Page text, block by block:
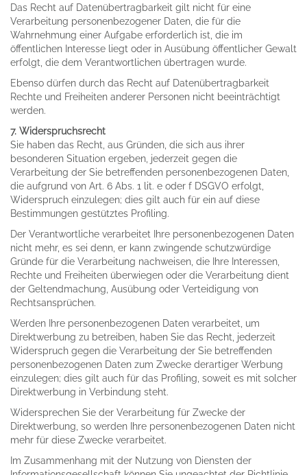
Das Recht auf Datenübertragbarkeit gilt nicht für eine
Verarbeitung personenbezogener Daten, die für die
Wahrnehmung einer Aufgabe erforderlich ist, die im
öffentlichen Interesse liegt oder in Ausübung öffentlicher Gewalt
erfolgt, die dem Verantwortlichen übertragen wurde.
Ebenso dürfen durch das Recht auf Datenübertragbarkeit
Rechte und Freiheiten anderer Personen nicht beeinträchtigt
werden.
7. Widerspruchsrecht
Sie haben das Recht, aus Gründen, die sich aus ihrer
besonderen Situation ergeben, jederzeit gegen die
Verarbeitung der Sie betreffenden personenbezogenen Daten,
die aufgrund von Art. 6 Abs. 1 lit. e oder f DSGVO erfolgt,
Widerspruch einzulegen; dies gilt auch für ein auf diese
Bestimmungen gestütztes Profiling.
Der Verantwortliche verarbeitet Ihre personenbezogenen Daten
nicht mehr, es sei denn, er kann zwingende schutzwürdige
Gründe für die Verarbeitung nachweisen, die Ihre Interessen,
Rechte und Freiheiten überwiegen oder die Verarbeitung dient
der Geltendmachung, Ausübung oder Verteidigung von
Rechtsansprüchen.
Werden Ihre personenbezogenen Daten verarbeitet, um
Direktwerbung zu betreiben, haben Sie das Recht, jederzeit
Widerspruch gegen die Verarbeitung der Sie betreffenden
personenbezogenen Daten zum Zwecke derartiger Werbung
einzulegen; dies gilt auch für das Profiling, soweit es mit solcher
Direktwerbung in Verbindung steht.
Widersprechen Sie der Verarbeitung für Zwecke der
Direktwerbung, so werden Ihre personenbezogenen Daten nicht
mehr für diese Zwecke verarbeitet.
Im Zusammenhang mit der Nutzung von Diensten der